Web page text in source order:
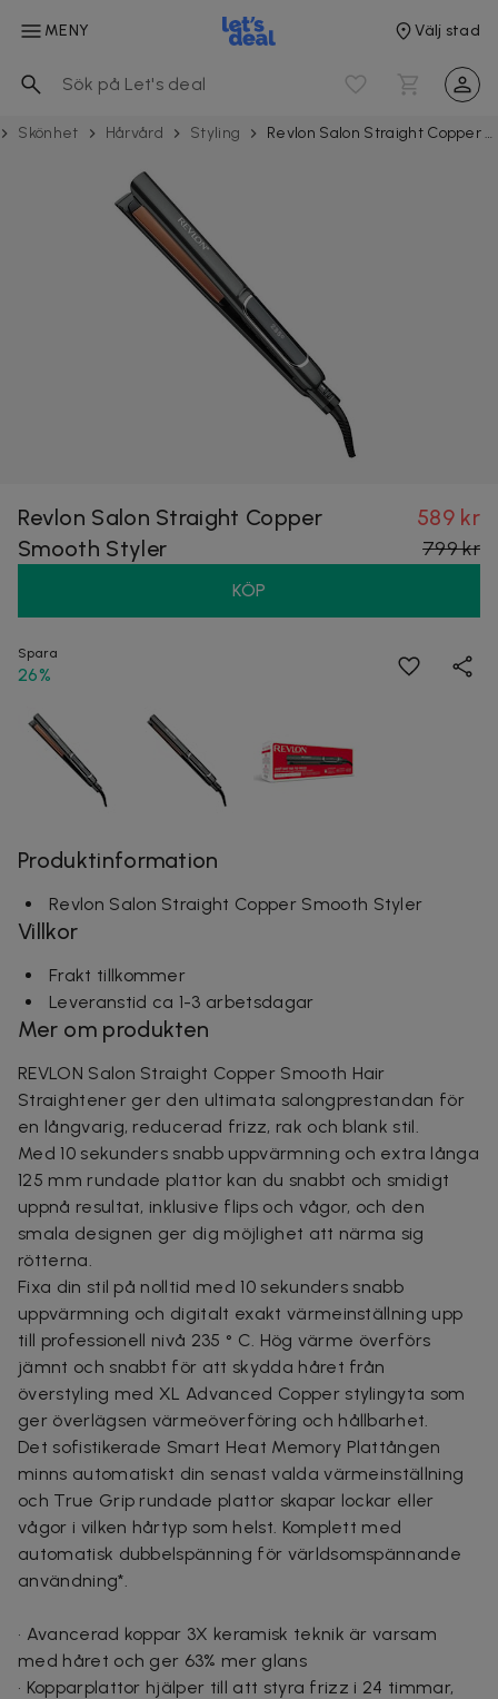
MENY Välj stad
Skönhet Hårvård Styling Revlon Salon Straight Copper Smooth Styler
Revlon Salon Straight Copper
Smooth Styler
589 kr
799 kr
KÖP
Spara
26%
Produktinformation
Revlon Salon Straight Copper Smooth Styler
Villkor
Frakt tillkommer
Leveranstid ca 1-3 arbetsdagar
Mer om produkten
REVLON Salon Straight Copper Smooth Hair
Straightener ger den ultimata salongprestandan för
en långvarig, reducerad frizz, rak och blank stil.
Med 10 sekunders snabb uppvärmning och extra långa
125 mm rundade plattor kan du snabbt och smidigt
uppnå resultat, inklusive flips och vågor, och den
smala designen ger dig möjlighet att närma sig
rötterna.
Fixa din stil på nolltid med 10 sekunders snabb
uppvärmning och digitalt exakt värmeinställning upp
till professionell nivå 235 ° C. Hög värme överförs
jämnt och snabbt för att skydda håret från
överstyling med XL Advanced Copper stylingyta som
ger överlägsen värmeöverföring och hållbarhet.
Det sofistikerade Smart Heat Memory Plattången
minns automatiskt din senast valda värmeinställning
och True Grip rundade plattor skapar lockar eller
vågor i vilken hårtyp som helst. Komplett med
automatisk dubbelspänning för världsomspännande
användning*.
• Avancerad koppar 3X keramisk teknik är varsam
med håret och ger 63% mer glans
• Kopparplattor hjälper till att styra frizz i 24 timmar,